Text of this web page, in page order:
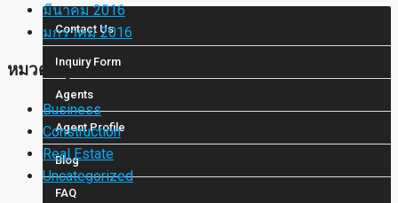
Contact Us
Inquiry Form
Agents
Agent Profile
Blog
FAQ
มีนาคม 2016
มกราคม 2016
หมวดหมู่
Business
Construction
Real Estate
Uncategorized